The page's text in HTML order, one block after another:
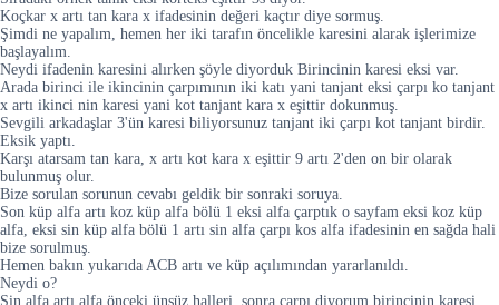
Koçkar x artı tan kara x ifadesinin değeri kaçtır diye sormuş.
Şimdi ne yapalım, hemen her iki tarafın öncelikle karesini alarak işlerimize
başlayalım.
Neydi ifadenin karesini alırken şöyle diyorduk Birincinin karesi eksi var.
Arada birinci ile ikincinin çarpımının iki katı yani tanjant eksi çarpı ko tanjant
x artı ikinci nin karesi yani kot tanjant kara x eşittir dokunmuş.
Sevgili arkadaşlar 3'ün karesi biliyorsunuz tanjant iki çarpı kot tanjant birdir.
Eksik yaptı.
Karşı atarsam tan kara, x artı kot kara x eşittir 9 artı 2'den on bir olarak
bulunmuş olur.
Bize sorulan sorunun cevabı geldik bir sonraki soruya.
Son küp alfa artı koz küp alfa bölü 1 eksi alfa çarptık o sayfam eksi koz küp
alfa, eksi sin küp alfa bölü 1 artı sin alfa çarpı kos alfa ifadesinin en sağda hali
bize sorulmuş.
Hemen bakın yukarıda ACB artı ve küp açılımından yararlanıldı.
Neydi o?
Sin alfa artı alfa önceki ünsüz halleri, sonra çarpı diyorum birincinin karesi.